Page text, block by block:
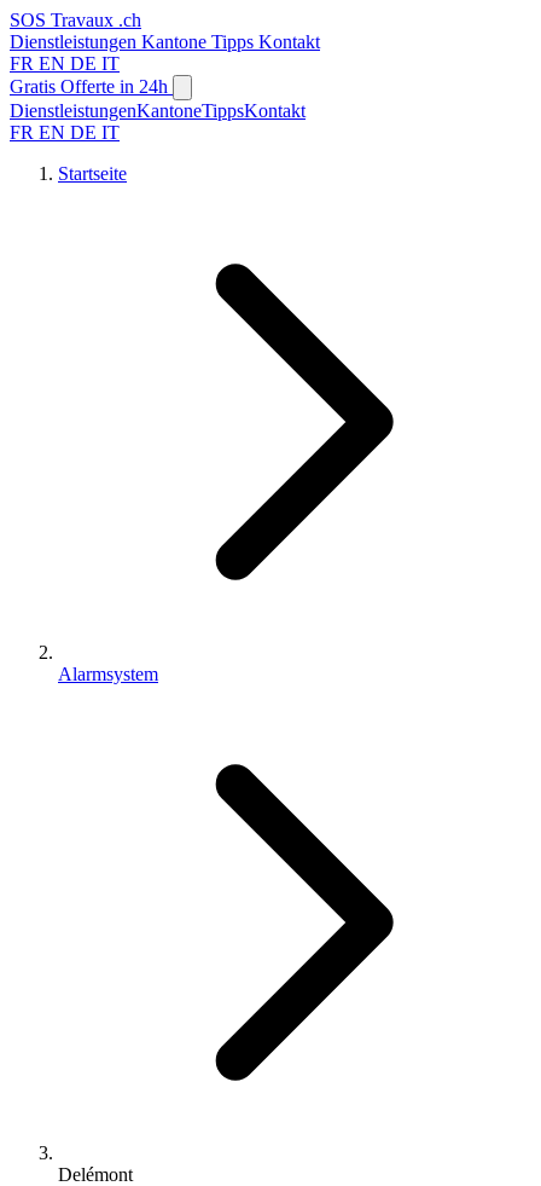
SOS Travaux .ch
Dienstleistungen Kantone Tipps Kontakt
FR EN DE IT
Gratis Offerte in 24h
DienstleistungenKantoneTippsKontakt
FR EN DE IT
Startseite
Alarmsystem
Delémont